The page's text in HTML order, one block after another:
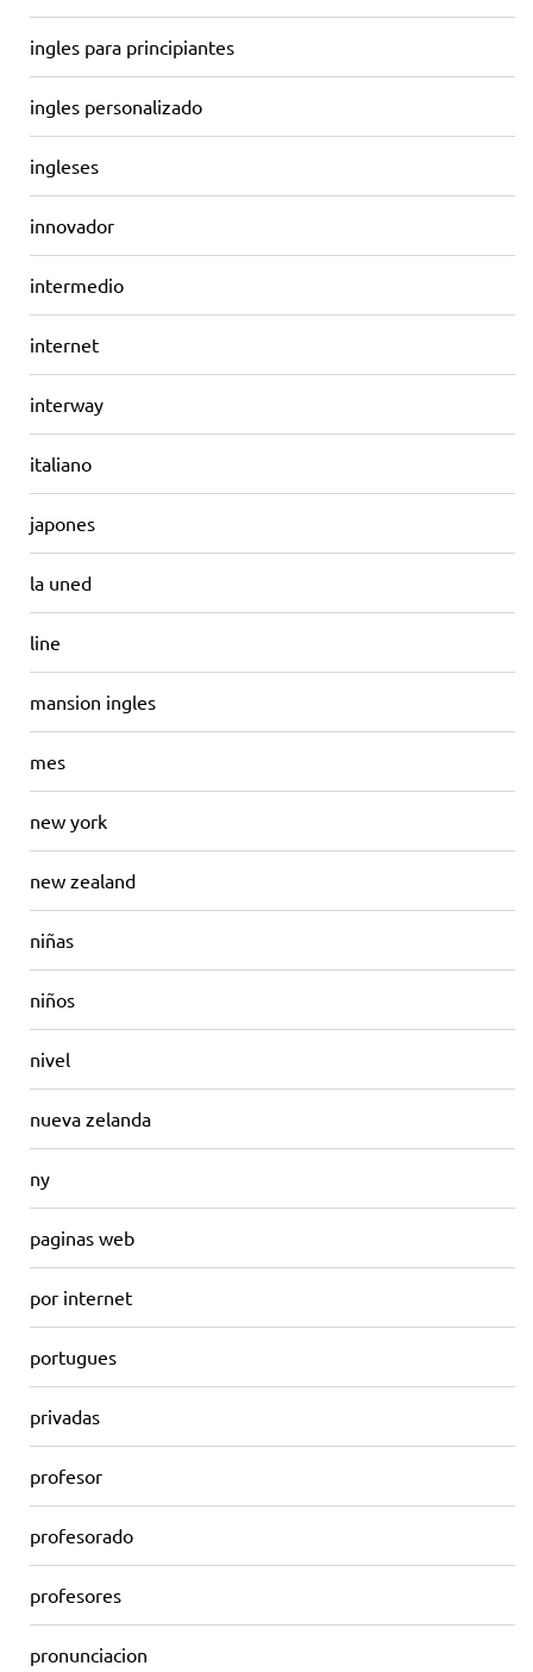
ingles para principiantes
ingles personalizado
ingleses
innovador
intermedio
internet
interway
italiano
japones
la uned
line
mansion ingles
mes
new york
new zealand
niñas
niños
nivel
nueva zelanda
ny
paginas web
por internet
portugues
privadas
profesor
profesorado
profesores
pronunciacion